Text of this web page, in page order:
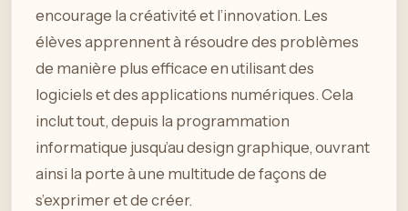
encourage la créativité et l’innovation. Les
élèves apprennent à résoudre des problèmes
de manière plus efficace en utilisant des
logiciels et des applications numériques. Cela
inclut tout, depuis la programmation
informatique jusqu’au design graphique, ouvrant
ainsi la porte à une multitude de façons de
s’exprimer et de créer.